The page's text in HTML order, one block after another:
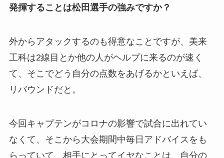
発揮することは松田選手の強みですか？
外からアタックするのも得意なことですが、美来
工科は2線目とか他の人がヘルプに来るのが速く
て、そこでどう自分の点数をあげるかといえば、
リバウンドだと。
今回キャプテンがコロナの影響で試合に出れてい
なくて、そこから大会期間中毎日アドバイスをも
らっていて、相手にとってイヤなことは、自分の